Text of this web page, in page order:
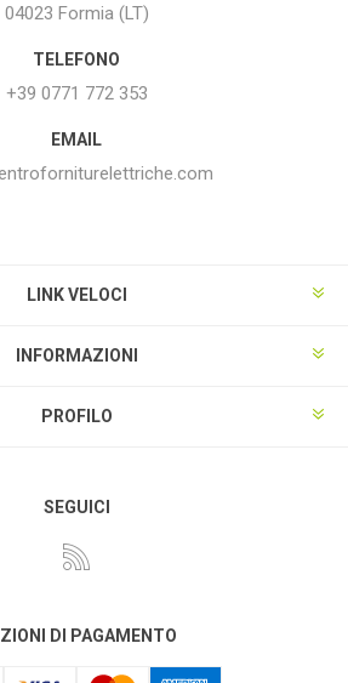
04023 Formia (LT)
TELEFONO
+39 0771 772 353
EMAIL
LINK VELOCI
INFORMAZIONI
PROFILO
SEGUICI
DI PAGAMENTO